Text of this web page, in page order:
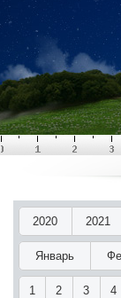
2020 2021
Январь
1 2 3 4